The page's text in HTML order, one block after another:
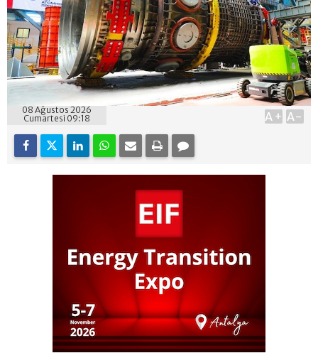
08 Ağustos 2026
Cumartesi 09:18
A+ A-